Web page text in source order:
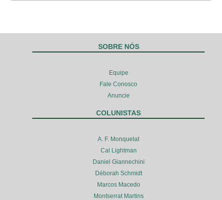
SOBRE NÓS
Equipe
Fale Conosco
Anuncie
COLUNISTAS
A. F. Monquelat
Cal Lightman
Daniel Giannechini
Déborah Schmidt
Marcos Macedo
Montserrat Martins